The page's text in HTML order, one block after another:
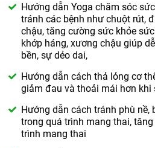
Hướng dẫn Yoga chăm sóc
tránh các bệnh như chuột rút,
chậu, tăng cường sức khỏe
khớp háng, xương chậu giúp
bền, sự dẻo dai,
Hướng dẫn cách thả lỏng cơ
giảm đau và thoải mái hơn khi
Hướng dẫn cách tránh phù nề,
trong quá trình mang thai,
trình mang thai